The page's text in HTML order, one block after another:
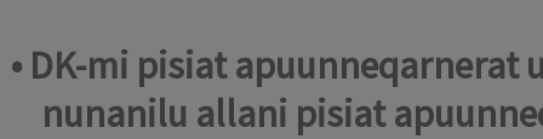
• DK-mi pisiat
nunanilu allani pisiat